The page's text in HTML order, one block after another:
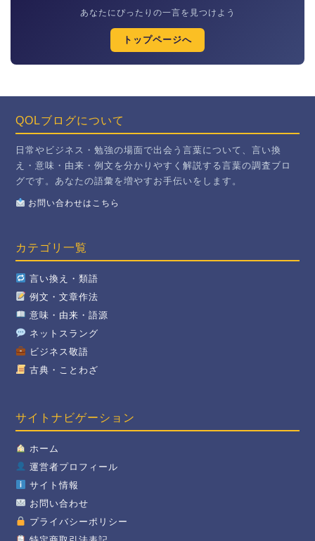
あなたにぴったりの一言を見つけよう
トップページへ
QOLブログについて
日常やビジネス・勉強の場面で出会う言葉について、言い換
え・意味・由来・例文を分かりやすく解説する言葉の調査ブロ
グです。あなたの語彙を増やすお手伝いをします。
お問い合わせはこちら
カテゴリ一覧
言い換え・類語
例文・文章作法
意味・由来・語源
ネットスラング
ビジネス敬語
古典・ことわざ
サイトナビゲーション
ホーム
運営者プロフィール
サイト情報
お問い合わせ
プライバシーポリシー